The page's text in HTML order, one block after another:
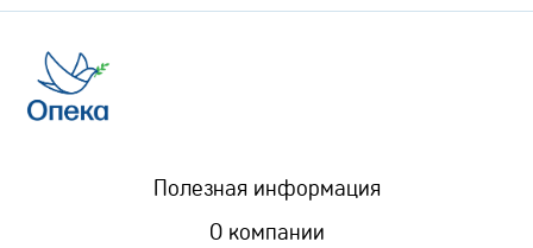
Полезная информация
О компании